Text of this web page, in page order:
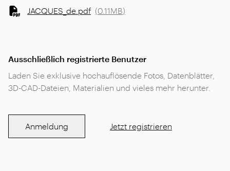
JACQUES_de.pdf (0.11MB)
Ausschließlich registrierte Benutzer
Laden Sie exklusive hochauflösende Fotos, Datenblätter,
3D-CAD-Dateien, Materialien und vieles mehr herunter.
Anmeldung Jetzt registrieren